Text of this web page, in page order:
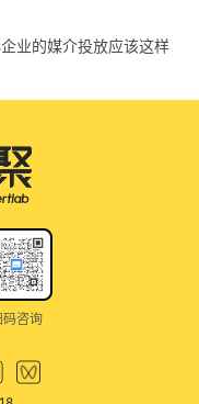
企业的媒介投放应该这样
码咨询